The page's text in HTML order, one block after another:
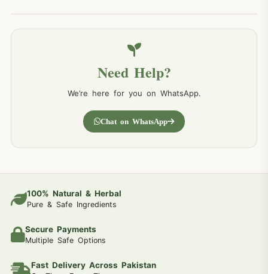
Need Help?
We’re here for you on WhatsApp.
Chat on WhatsApp
100% Natural & Herbal
Pure & Safe Ingredients
Secure Payments
Multiple Safe Options
Fast Delivery Across Pakistan